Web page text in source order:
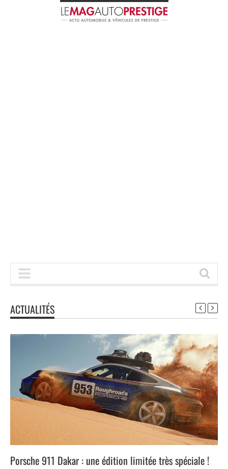
ACTUALITÉS
Porsche 911 Dakar : une édition limitée très spéciale !